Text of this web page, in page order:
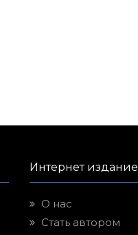
Интернет издание
О нас
Стать автором